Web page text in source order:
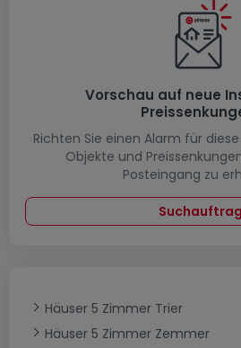
Vorschau auf neue
Richten Sie einen Alarm für
Objekte und
Posteingang zu
Suchauftrag
Häuser 5 Zimmer Trier
Häuser 5 Zimmer Zemmer